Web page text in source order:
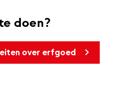
doen?
over erfgoed